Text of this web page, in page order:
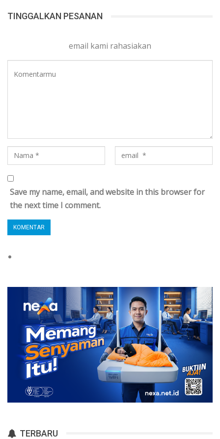
TINGGALKAN PESANAN
email kami rahasiakan
Save my name, email, and website in this browser for
the next time I comment.
TERBARU